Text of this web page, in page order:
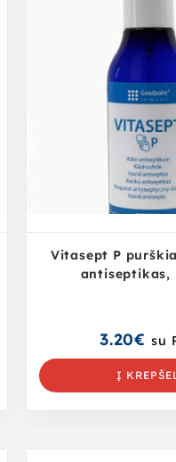
Vitasept P
antiseptikas,
3.20€ su
Į